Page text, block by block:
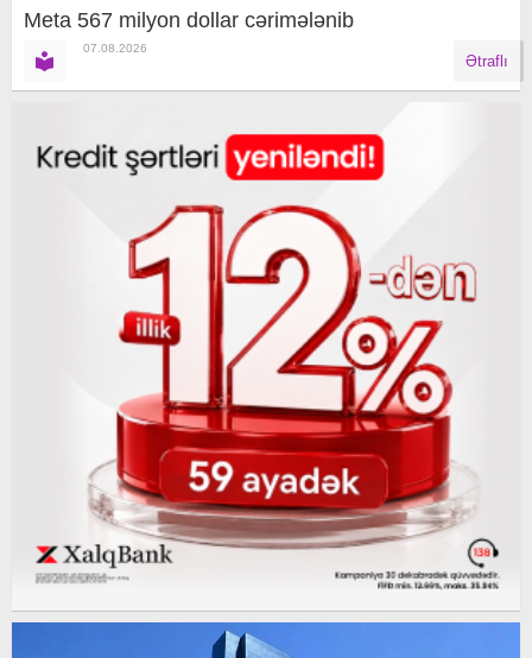
Meta 567 milyon dollar cərimələnib
07.08.2026
Ətraflı